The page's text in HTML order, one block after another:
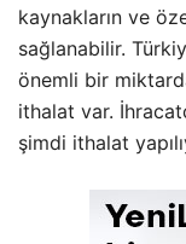
kaynakların ve
sağlanabilir.
önemli bir
ithalat var.
şimdi ithalat